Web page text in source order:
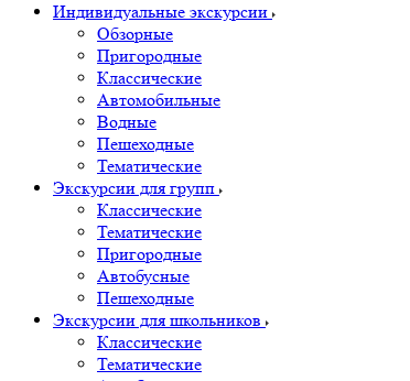
Индивидуальные экскурсии
Обзорные
Пригородные
Классические
Автомобильные
Водные
Пешеходные
Тематические
Экскурсии для групп
Классические
Тематические
Пригородные
Автобусные
Пешеходные
Экскурсии для школьников
Классические
Тематические